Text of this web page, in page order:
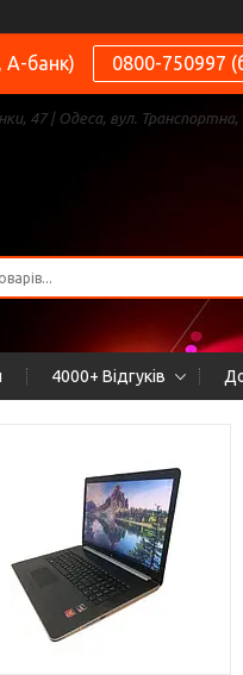
А-банк) 0800-750997
47 | Одеса, вул. Транспортна,
4000+ Відгуків